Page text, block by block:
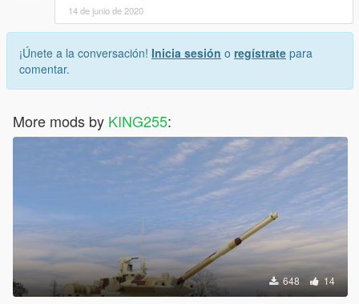
14 de junio de 2020
¡Únete a la conversación! Inicia sesión o regístrate para
comentar.
More mods by KING255:
648 14